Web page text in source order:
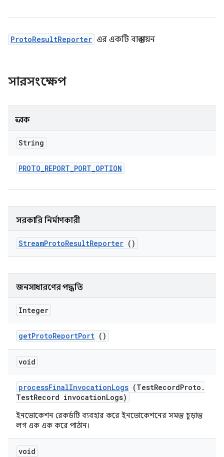
ProtoResultReporter এর একটি বাস্তবায়ন
সারসংক্ষেপ
ধ্রুবক
String
PROTO_REPORT_PORT_OPTION
সরকারি নির্মাণকারী
StreamProtoResultReporter ()
জনসাধারণের পদ্ধতি
Integer
getProtoReportPort ()
void
processFinalInvocationLogs (TestRecordProto .
TestRecord invocationLogs)
ইনভোকেশন রেকর্ডটি ব্যবহার করে ইনভোকেশনের সমস্ত চূড়ান্ত
লগ এক এক করে পাঠান।
void